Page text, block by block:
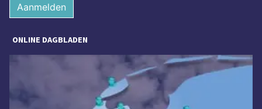
Aanmelden
ONLINE DAGBLADEN